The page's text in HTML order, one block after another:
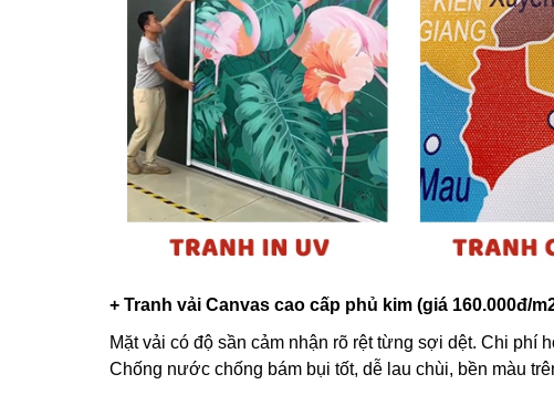
+ Tranh vải Canvas cao cấp phủ kim (giá 160.000đ/
Mặt vải có độ sần cảm nhận rõ rệt từng sợi dệt. Chi phí
Chống nước chống bám bụi tốt, dễ lau chùi, bền màu